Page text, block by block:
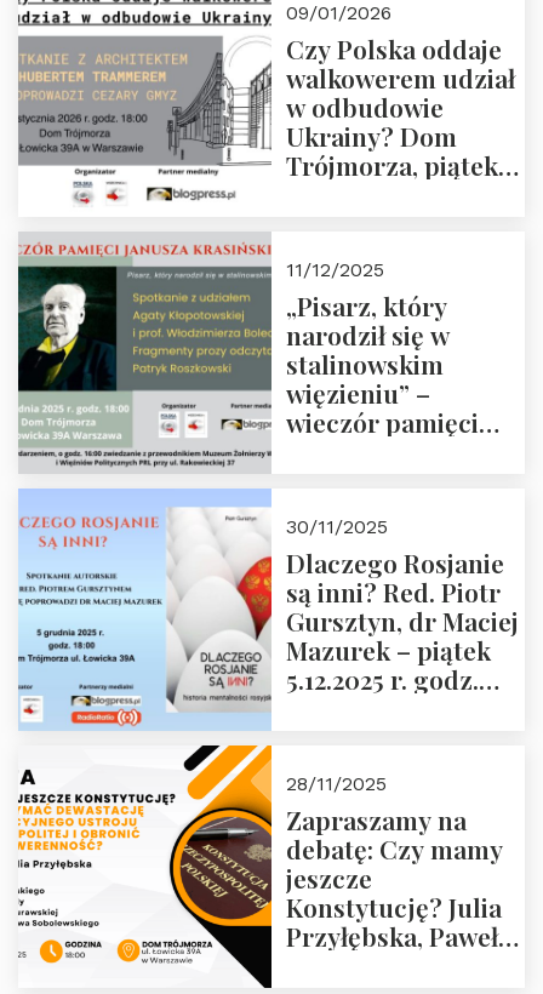
godz. 18:00.
Zapraszamy!
09/01/2026
Czy Polska oddaje
walkowerem udział
w odbudowie
Ukrainy? Dom
Trójmorza, piątek
11/12/2025
„Pisarz, który
narodził się w
stalinowskim
więzieniu” –
wieczór pamięci
zwiedzanie
Muzeum Żołnierzy
Wyklętych i
Więźniów
Politycznych PRL o
godz. 16:00 – 19
30/11/2025
Dlaczego Rosjanie
są inni? Red. Piotr
Gursztyn, dr Maciej
Mazurek – piątek
5.12.2025 r. godz.
28/11/2025
Zapraszamy na
debatę: Czy mamy
jeszcze
Konstytucję? Julia
Przyłębska, Paweł